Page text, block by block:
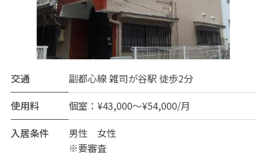
交通
副都心線 雑司が谷駅 徒歩2分
使用料
個室：¥43,000～¥54,000/月
入居条件
男性 女性
※要審査